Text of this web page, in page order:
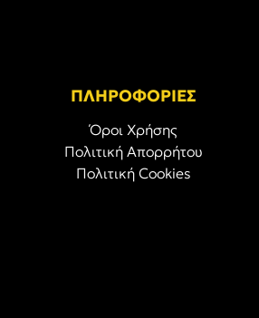
ΠΛΗΡΟΦΟΡΙΕΣ
Όροι Χρήσης
Πολιτική Απορρήτου
Πολιτική Cookies